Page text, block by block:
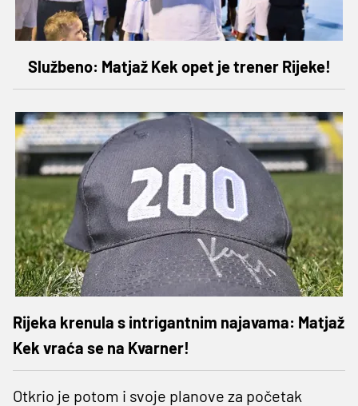
Službeno: Matjaž Kek opet je trener Rijeke!
Rijeka krenula s intrigantnim najavama: Matjaž
Kek vraća se na Kvarner!
Otkrio je potom i svoje planove za početak